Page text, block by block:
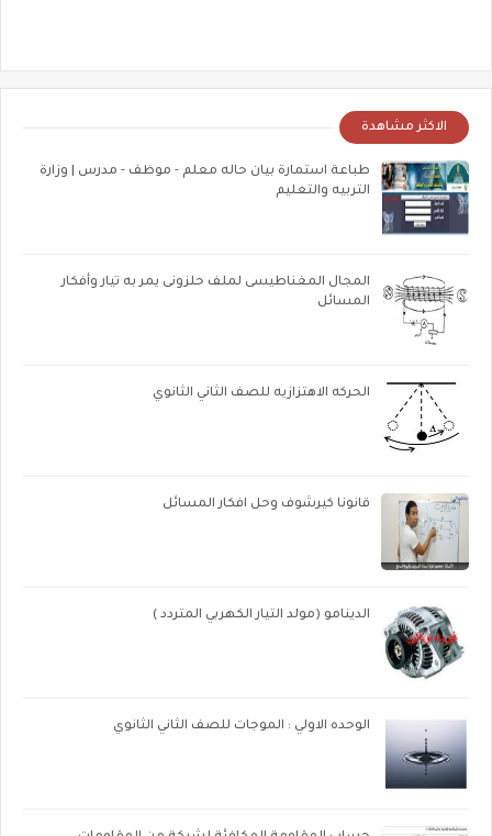
الاكثر مشاهدة
طباعة استمارة بيان حاله معلم - موظف - مدرس | وزارة
التربيه والتعليم
المجال المغناطيسى لملف حلزونى يمر به تيار وأفكار
المسائل
الحركه الاهتزازيه للصف الثاني الثانوي
قانونا كيرشوف وحل افكار المسائل
الدينامو (مولد التيار الكهربي المتردد )
الوحده الاولي : الموجات للصف الثاني الثانوي